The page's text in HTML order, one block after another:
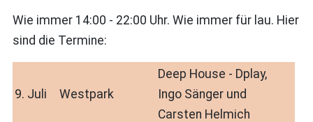
Wie immer 14:00 - 22:00 Uhr. Wie immer für lau. Hier
sind die Termine:
9. Juli Westpark
Deep House - Dplay,
Ingo Sänger und
Carsten Helmich